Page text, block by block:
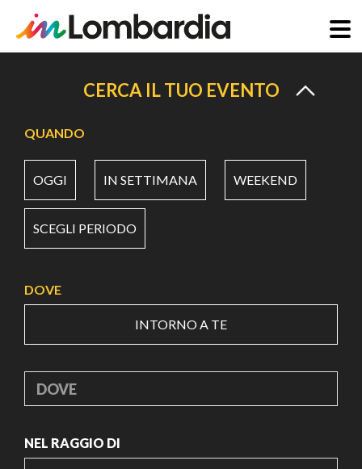
principale
CERCA IL TUO EVENTO
QUANDO
OGGI IN SETTIMANA WEEKEND
SCEGLI PERIODO
DOVE
INTORNO A TE
DOVE
NEL RAGGIO DI